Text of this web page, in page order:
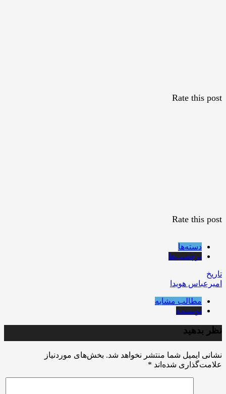
Rate this post
Rate this post
دسته‌ها
برچسب‌ها
تاریخ
اميرعباس هويدا
مطالب مشابه
نویسنده
نظر بدهید
نشانی ایمیل شما منتشر نخواهد شد. بخش‌های موردنیاز
علامت‌گذاری شده‌اند *